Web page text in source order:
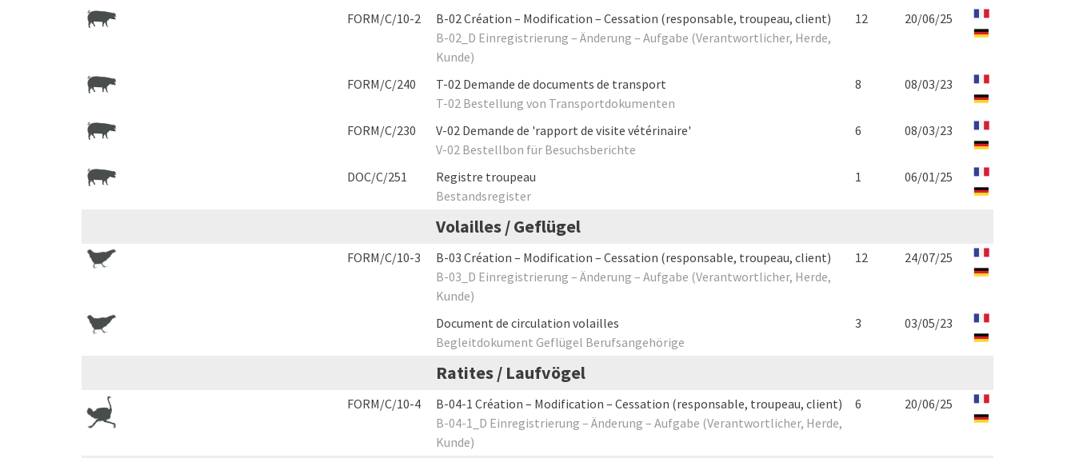
FORM/C/10-2
B-02 Création – Modification – Cessation (responsable, troupeau, client)
B-02_D Einregistrierung – Änderung – Aufgabe (Verantwortlicher, Herde,
Kunde)
12 20/06/25
FORM/C/240
T-02 Demande de documents de transport
T-02 Bestellung von Transportdokumenten
8 08/03/23
FORM/C/230
V-02 Demande de 'rapport de visite vétérinaire'
V-02 Bestellbon für Besuchsberichte
6 08/03/23
DOC/C/251
Registre troupeau
Bestandsregister
1 06/01/25
Volailles / Geflügel
FORM/C/10-3
B-03 Création – Modification – Cessation (responsable, troupeau, client)
B-03_D Einregistrierung – Änderung – Aufgabe (Verantwortlicher, Herde,
Kunde)
12 24/07/25
Document de circulation volailles
Begleitdokument Geflügel Berufsangehörige
3 03/05/23
Ratites / Laufvögel
FORM/C/10-4
B-04-1 Création – Modification – Cessation (responsable, troupeau, client)
B-04-1_D Einregistrierung – Änderung – Aufgabe (Verantwortlicher, Herde,
Kunde)
6 20/06/25